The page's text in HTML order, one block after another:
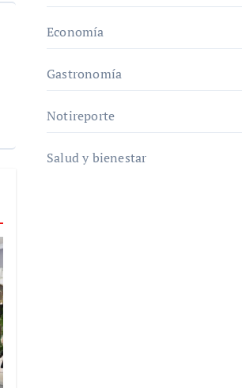
Economía
Gastronomía
Notireporte
Salud y bienestar